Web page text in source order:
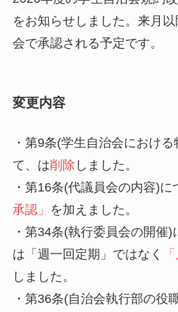
をお知らせしました。来月
会で承認される予定です。
変更内容
・第9条(学生自治会におけ
て、は削除 しました。
・第16条(代議員会の内容)に
承認」 を加えました。
・第34条(執行委員会の開催
は「週一回定期」ではなく
しました。
・第36条(自治会執行部の役